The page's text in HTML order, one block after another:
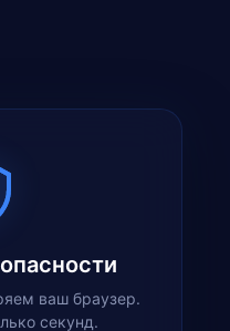
ваш браузер.
секунд.